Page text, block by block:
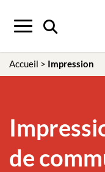
Menu
Accueil > Impression
de